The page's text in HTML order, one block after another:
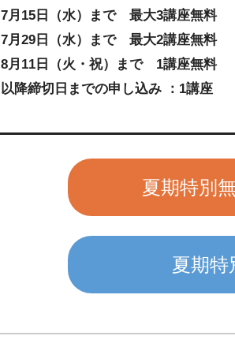
7月15日（水）まで 最大3講座無料
7月29日（水）まで 最大2講座無料
8月11日（火・祝）まで 1講座無料
以降締切日までの申し込み ：1講座
夏期特別
夏期特